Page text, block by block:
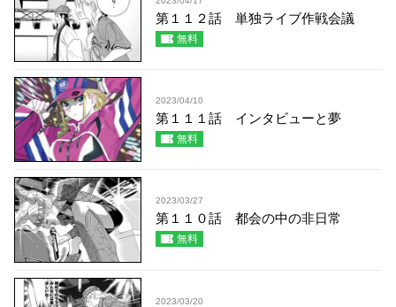
第１１２話 単独ライブ作戦会議
無料
2023/04/10
第１１１話 インタビューと夢
無料
2023/03/27
第１１０話 都会の中の非日常
無料
2023/03/20